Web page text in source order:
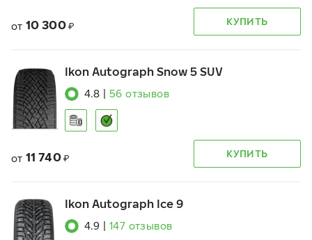
от 10 300 ₽ КУПИТЬ
Ikon Autograph Snow 5 SUV
4.8 56 отзывов
от 11 740 ₽ КУПИТЬ
Ikon Autograph Ice 9
4.9 147 отзывов